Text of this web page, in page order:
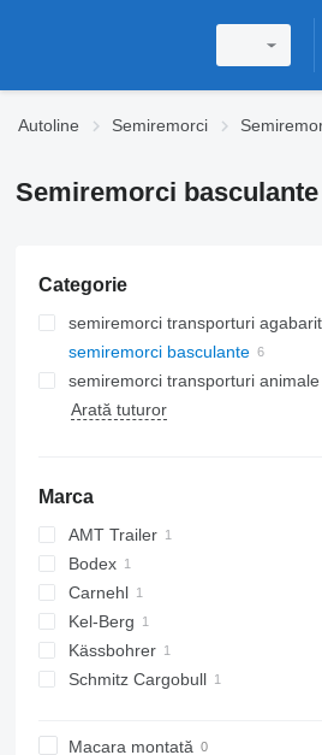
Autoline Semiremorci
Semiremorci
Categorie
semiremorci transporturi
semiremorci basculante
semiremorci transporturi animale
Arată tuturor
Marca
AMT Trailer
Bodex
KIS
Carnehl
CHKS
Kel-Berg
T-series
Kässbohrer
Schmitz Cargobull
Macara montată